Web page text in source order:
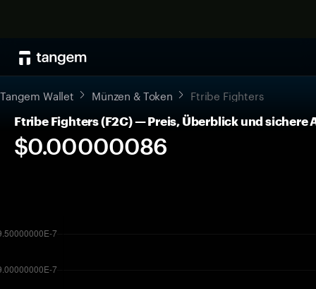
Tangem Wallet Münzen & Token Ftribe Fighters
Ftribe Fighters (F2C) — Preis, Überblick und sichere
$0.00000086